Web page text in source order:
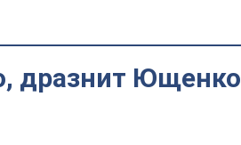
дразнит Ющенко